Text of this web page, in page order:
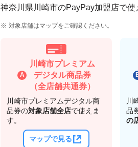
神奈川県川崎市のPayPay加盟店で使
対象店舗はマップをご確認ください。
川崎市プレミアム
デジタル商品券
（全店舗共通券）
川崎市プレミアムデジタル商
品券の対象店舗全店で使えま
す。
マップで見る
川
品
の